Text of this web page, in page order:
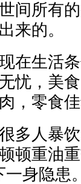
间所有
出来的。
在生活
无忧，美
肉，零食
多人暴
顿重油
一身隐患